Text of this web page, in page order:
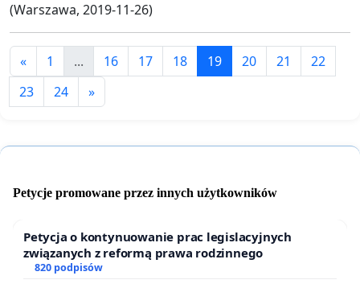
(Warszawa, 2019-11-26)
« 1 ... 16 17 18 19 20 21
22
23
24 »
Petycje promowane przez innych użytkowników
Petycja o kontynuowanie prac legislacyjnych
związanych z reformą prawa rodzinnego
820 podpisów